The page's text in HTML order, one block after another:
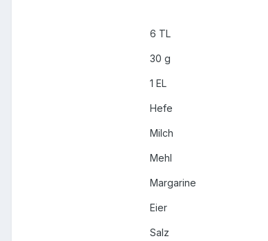
6 TL
30 g
1 EL
Hefe
Milch
Mehl
Margarine
Eier
Salz